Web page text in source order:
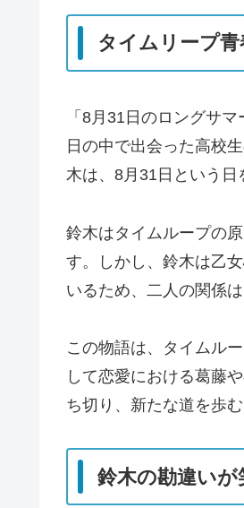
タイムリープ
「8月31日のロングサ
日の中で出会った高校
木は、8月31日という日
鈴木はタイムループの
す。しかし、鈴木は乙
いるため、二人の関係
この物語は、タイムル
して恋愛における葛藤
ち切り、新たな道を歩
鈴木の勘違いが